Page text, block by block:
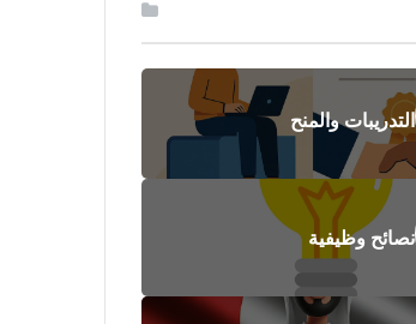
التدريبات والمنح
نصائح وظيفية